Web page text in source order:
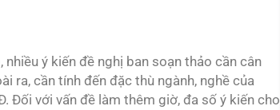
ý kiến đề nghị ban soạn thảo cần cân
ra, cần tính đến đặc thù ngành, nghề của
Đối với vấn đề làm thêm giờ, đa số ý kiến cho